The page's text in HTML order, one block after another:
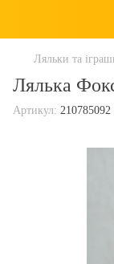
Ляльки та
Лялька
Артикул: 210785092